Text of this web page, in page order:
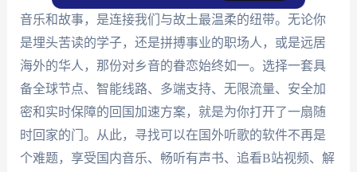
音乐和故事，是连接我们与故土最温柔的纽带。无论你
是埋头苦读的学子，还是拼搏事业的职场人，或是远居
海外的华人，那份对乡音的眷恋始终如一。选择一套具
备全球节点、智能线路、多端支持、无限流量、安全加
密和实时保障的回国加速方案，就是为你打开了一扇随
时回家的门。从此，寻找可以在国外听歌的软件不再是
个难题，享受国内音乐、畅听有声书、追看B站视频、解